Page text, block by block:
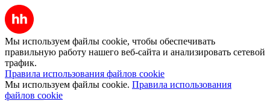
Мы используем файлы cookie, чтобы обеспечивать
правильную работу нашего веб-сайта и анализировать сетевой
трафик.
Правила использования файлов cookie
Мы используем файлы cookie. Правила использования
файлов cookie